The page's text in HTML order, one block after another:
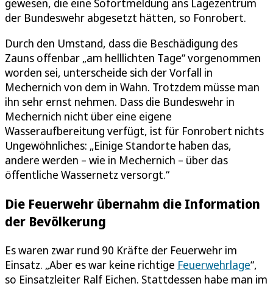
gewesen, die eine Sofortmeldung ans Lagezentrum
der Bundeswehr abgesetzt hätten, so Fonrobert.
Durch den Umstand, dass die Beschädigung des
Zauns offenbar „am helllichten Tage“ vorgenommen
worden sei, unterscheide sich der Vorfall in
Mechernich von dem in Wahn. Trotzdem müsse man
ihn sehr ernst nehmen. Dass die Bundeswehr in
Mechernich nicht über eine eigene
Wasseraufbereitung verfügt, ist für Fonrobert nichts
Ungewöhnliches: „Einige Standorte haben das,
andere werden – wie in Mechernich – über das
öffentliche Wassernetz versorgt.“
Die Feuerwehr übernahm die Information
der Bevölkerung
Es waren zwar rund 90 Kräfte der Feuerwehr im
Einsatz. „Aber es war keine richtige Feuerwehrlage“,
so Einsatzleiter Ralf Eichen. Stattdessen habe man im